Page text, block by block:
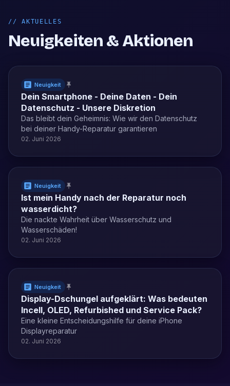
//AKTUELLES
Neuigkeiten & Aktionen
Neuigkeit
Dein Smartphone - Deine Daten - Dein
Datenschutz - Unsere Diskretion
Das bleibt dein Geheimnis: Wie wir den Datenschutz
bei deiner Handy-Reparatur garantieren
02. Juni 2026
Neuigkeit
Ist mein Handy nach der Reparatur noch
wasserdicht?
Die nackte Wahrheit über Wasserschutz und
Wasserschäden!
02. Juni 2026
Neuigkeit
Display-Dschungel aufgeklärt: Was bedeuten
Incell, OLED, Refurbished und Service Pack?
Eine kleine Entscheidungshilfe für deine iPhone
Displayreparatur
02. Juni 2026